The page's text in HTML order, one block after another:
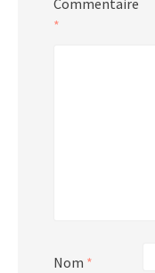
Commentaire
*
Nom *